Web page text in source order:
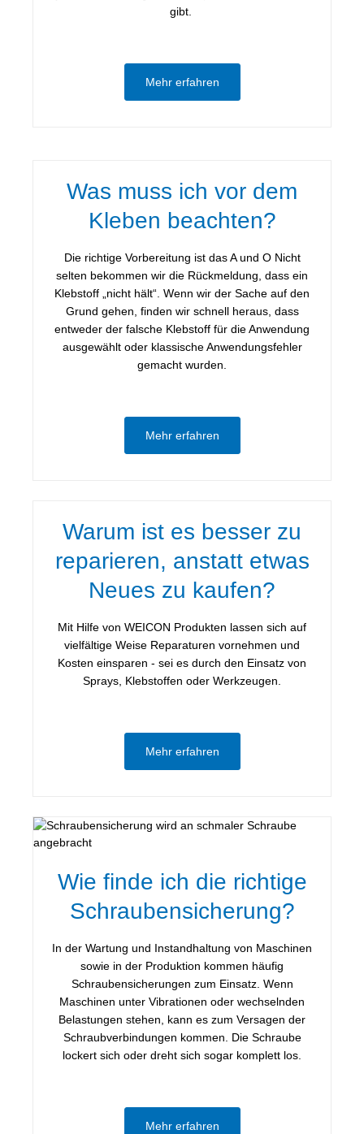
gibt.
Mehr erfahren
Was muss ich vor dem
Kleben beachten?
Die richtige Vorbereitung ist das A und O Nicht
selten bekommen wir die Rückmeldung, dass ein
Klebstoff „nicht hält“. Wenn wir der Sache auf den
Grund gehen, finden wir schnell heraus, dass
entweder der falsche Klebstoff für die Anwendung
ausgewählt oder klassische Anwendungsfehler
gemacht wurden.
Mehr erfahren
Warum ist es besser zu
reparieren, anstatt etwas
Neues zu kaufen?
Mit Hilfe von WEICON Produkten lassen sich auf
vielfältige Weise Reparaturen vornehmen und
Kosten einsparen - sei es durch den Einsatz von
Sprays, Klebstoffen oder Werkzeugen.
Mehr erfahren
Wie finde ich die richtige
Schraubensicherung?
In der Wartung und Instandhaltung von Maschinen
sowie in der Produktion kommen häufig
Schraubensicherungen zum Einsatz. Wenn
Maschinen unter Vibrationen oder wechselnden
Belastungen stehen, kann es zum Versagen der
Schraubverbindungen kommen. Die Schraube
lockert sich oder dreht sich sogar komplett los.
Mehr erfahren